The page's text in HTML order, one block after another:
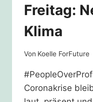
Freitag:
Klima
Von Koelle ForFuture
Coronakrise